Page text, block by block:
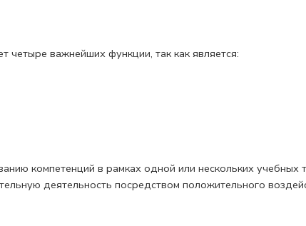
четыре важнейших функции, так как является:
компетенций в рамках одной или нескольких учеб­ных
деятельность посредством положительного